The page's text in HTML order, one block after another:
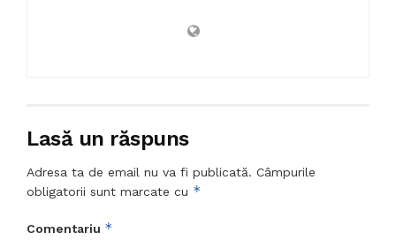
Lasă un răspuns
Adresa ta de email nu va fi publicată. Câmpurile
obligatorii sunt marcate cu *
Comentariu *